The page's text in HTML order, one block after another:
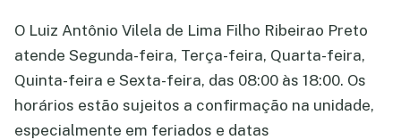
O Luiz Antônio Vilela de Lima Filho Ribeirao Preto
atende Segunda-feira, Terça-feira, Quarta-feira,
Quinta-feira e Sexta-feira, das 08:00 às 18:00. Os
horários estão sujeitos a confirmação na unidade,
especialmente em feriados e datas